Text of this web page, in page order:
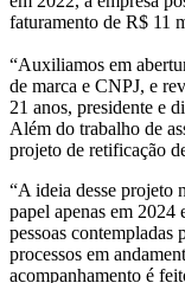
faturamento de R$ 11
“Auxiliamos em
de marca e CNPJ, e
21 anos, presidente e
Além do trabalho de
projeto de retificação
“A ideia desse projeto
papel apenas em 2024
pessoas contempladas
processos em
acompanhamento é